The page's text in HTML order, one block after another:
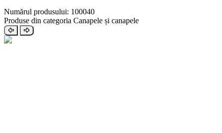
Numărul produsului: 100040
Produse din categoria Canapele și canapele